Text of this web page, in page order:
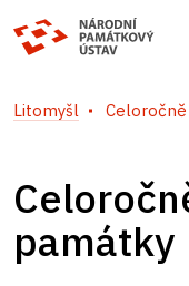
Litomyšl
památky